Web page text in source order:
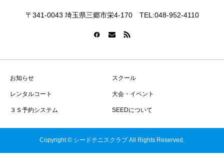
〒341-0043 埼玉県三郷市栄4-170 TEL:048-952-4110
お知らせ スクール
レンタルコート 大会・イベント
３Ｓ予約システム SEEDについて
Copyright © シードテニスクラブ All Rights Reserved.